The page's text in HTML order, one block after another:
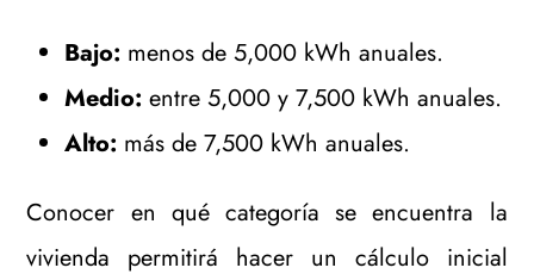
Bajo: menos de 5,000 kWh anuales.
Medio: entre 5,000 y 7,500 kWh anuales.
Alto: más de 7,500 kWh anuales.
Conocer en qué categoría se encuentra la
vivienda permitirá hacer un cálculo inicial